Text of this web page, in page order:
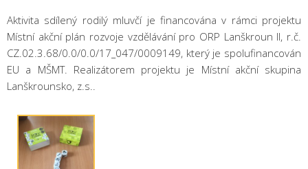
Aktivita sdílený rodilý mluvčí je financována v rámci projektu
Místní akční plán rozvoje vzdělávání pro ORP Lanškroun II, r.č.
CZ.02.3.68/0.0/0.0/17_047/0009149, který je spolufinancován
EU a MŠMT. Realizátorem projektu je Místní akční skupina
Lanškrounsko, z.s..